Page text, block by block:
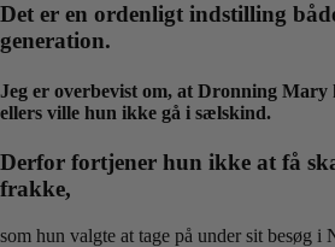
Det er en ordenligt indstilling
generation.
Jeg er overbevist om, at Dronning Mary
ellers ville hun ikke gå i sælskind.
Derfor fortjener hun ikke at få
frakke,
som hun valgte at tage på under sit besøg i